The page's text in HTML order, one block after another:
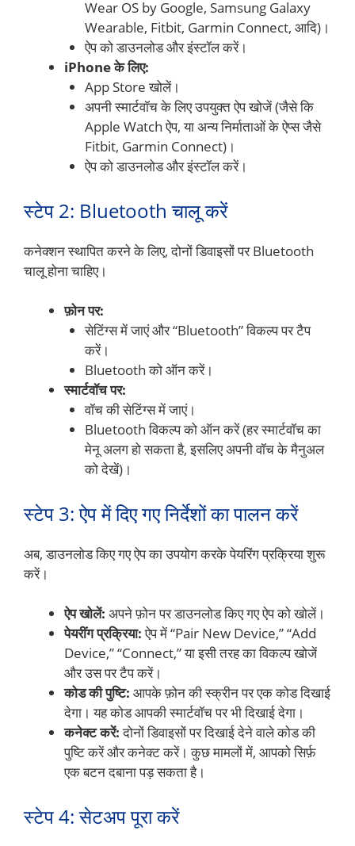
Wear OS by Google, Samsung Galaxy
Wearable, Fitbit, Garmin Connect, आदि)।
ऐप को डाउनलोड और इंस्टॉल करें।
iPhone के लिए:
App Store खोलें।
अपनी स्मार्टवॉच के लिए उपयुक्त ऐप खोजें (जैसे कि
Apple Watch ऐप, या अन्य निर्माताओं के ऐप्स जैसे
Fitbit, Garmin Connect)।
ऐप को डाउनलोड और इंस्टॉल करें।
स्टेप 2: Bluetooth चालू करें
कनेक्शन स्थापित करने के लिए, दोनों डिवाइसों पर Bluetooth
चालू होना चाहिए।
फ़ोन पर:
सेटिंग्स में जाएं और “Bluetooth” विकल्प पर टैप
करें।
Bluetooth को ऑन करें।
स्मार्टवॉच पर:
वॉच की सेटिंग्स में जाएं।
Bluetooth विकल्प को ऑन करें (हर स्मार्टवॉच का
मेनू अलग हो सकता है, इसलिए अपनी वॉच के मैनुअल
को देखें)।
स्टेप 3: ऐप में दिए गए निर्देशों का पालन करें
अब, डाउनलोड किए गए ऐप का उपयोग करके पेयरिंग प्रक्रिया शुरू
करें।
ऐप खोलें: अपने फ़ोन पर डाउनलोड किए गए ऐप को खोलें।
पेयरींग प्रक्रिया:ऐप में “Pair New Device,” “Add
Device,” “Connect,” या इसी तरह का विकल्प खोजें
और उस पर टैप करें।
कोड की पुष्टि: आपके फ़ोन की स्क्रीन पर एक कोड दिखाई
देगा। यह कोड आपकी स्मार्टवॉच पर भी दिखाई देगा।
कनेक्ट करें:दोनों डिवाइसों पर दिखाई देने वाले कोड की
पुष्टि करें और कनेक्ट करें। कुछ मामलों में, आपको सिर्फ़
एक बटन दबाना पड़ सकता है।
स्टेप 4: सेटअप पूरा करें